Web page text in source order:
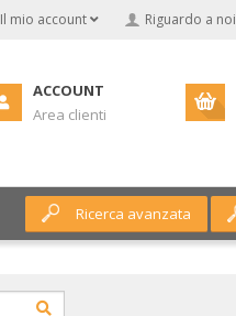
Il mio account Riguardo a noi
ACCOUNT
Area clienti
Ricerca avanzata